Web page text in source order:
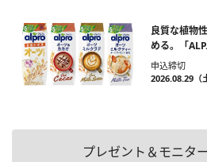
良質な植物
める。「
申込締切
2026.08.29（
プレゼント＆モニタ